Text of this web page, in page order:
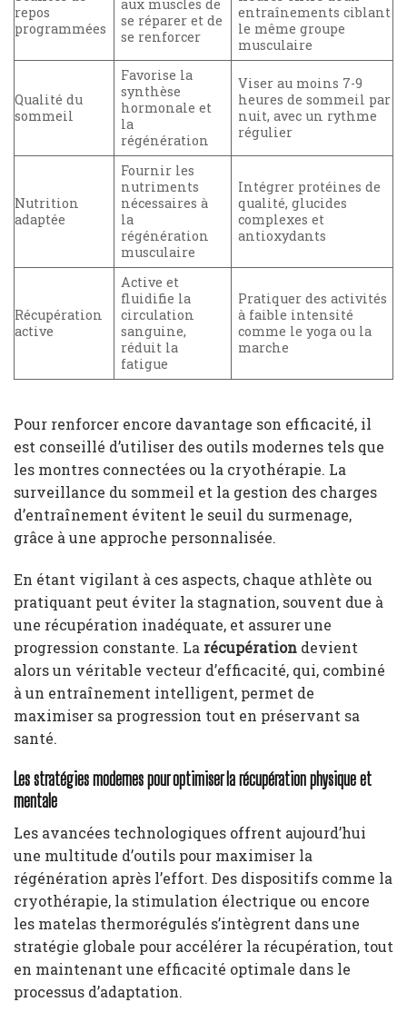
repos
programmées
aux muscles de
se réparer et de
se renforcer
entraînements ciblant
le même groupe
musculaire
Qualité du
sommeil
Favorise la
synthèse
hormonale et
la
régénération
Viser au moins 7-9
heures de sommeil par
nuit, avec un rythme
régulier
Nutrition
adaptée
Fournir les
nutriments
nécessaires à
la
régénération
musculaire
Intégrer protéines de
qualité, glucides
complexes et
antioxydants
Récupération
active
Active et
fluidifie la
circulation
sanguine,
réduit la
fatigue
Pratiquer des activités
à faible intensité
comme le yoga ou la
marche
Pour renforcer encore davantage son efficacité, il
est conseillé d’utiliser des outils modernes tels que
les montres connectées ou la cryothérapie. La
surveillance du sommeil et la gestion des charges
d’entraînement évitent le seuil du surmenage,
grâce à une approche personnalisée.
En étant vigilant à ces aspects, chaque athlète ou
pratiquant peut éviter la stagnation, souvent due à
une récupération inadéquate, et assurer une
progression constante. La récupération devient
alors un véritable vecteur d’efficacité, qui, combiné
à un entraînement intelligent, permet de
maximiser sa progression tout en préservant sa
santé.
Les stratégies modernes pour optimiser la récupération physique et
mentale
Les avancées technologiques offrent aujourd’hui
une multitude d’outils pour maximiser la
régénération après l’effort. Des dispositifs comme la
cryothérapie, la stimulation électrique ou encore
les matelas thermorégulés s’intègrent dans une
stratégie globale pour accélérer la récupération, tout
en maintenant une efficacité optimale dans le
processus d’adaptation.